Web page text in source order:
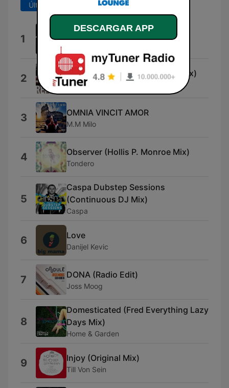
Últimos 7 días Últimos 30 días
1 Mouse
2 Crapula (Elie Eidelman Break Mix)
Rotciv
3 OMNIA VINCIT AMOR
M.M Milo
4 Observer (Hollis P. Monroe Mix)
Tondero
5
Caspa Dubstep Sessions
(Continuous DJ Mix)
Caspa
6 Love
Danijel Kevic
7 DONA (Radio Edit)
Joss Moog
8
Domesticated (Fred Everything Lazy
Days Mix)
Home & Garden
9 Injoy (Original Mix)
Till Von Sein
DESCARGAR APP